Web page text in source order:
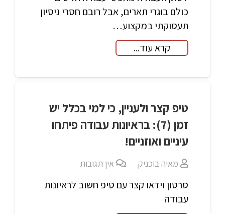
כולם בוגרי תארים, אבל רובם חסרי ניסיון
תעסוקתי במקצוע…
קרא עוד...
טיפ קצר ולעניין, כי למי בכלל יש
זמן (7): בראיונות עבודה פיתחו
עיניים ואוזניים!
מאיה בוכניק אין תגובות
סרטון וידאו קצר עם טיפ חשוב לראיונות
עבודה